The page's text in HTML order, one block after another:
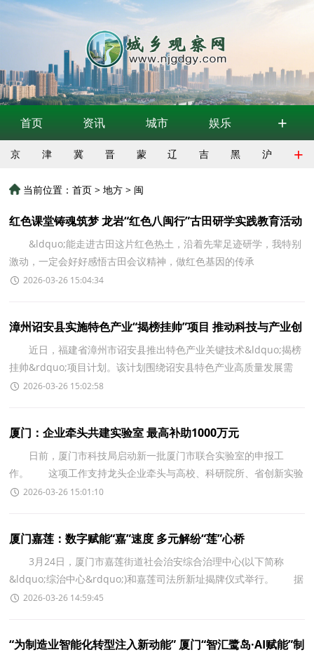
首页 资讯 城市 娱乐 +
京 津 冀 晋 蒙 辽 吉 黑 沪 +
当前位置：首页 >地方 > 闽
红色课堂铸魂筑梦 龙岩“红色八闽行”古田研学实践教育活动
举行
&ldquo;能走进古田这片红色热土，沿着先辈足迹研学，我特别
激动，一定会好好感悟古田会议精神，做红色基因的传承
者!&rdquo;日前，龙岩市&ldquo;红色八闽行&rdquo;中小学生红色
2026-03-26 15:04:34
漳州诏安县实施特色产业“揭榜挂帅”项目 推动科技与产业创
新融合发展
近日，福建省漳州市诏安县推出特色产业关键技术&ldquo;揭榜
挂帅&rdquo;项目计划。该计划围绕诏安县特色产业高质量发展需
求，针对当前制约产业升级、效益提升、绿色发展的突
2026-03-26 15:02:58
厦门：企业牵头共建实验室 最高补助1000万元
日前，厦门市科技局启动新一批厦门市联合实验室的申报工
作。 这项工作支持龙头企业牵头与高校、科研院所、省创新实验
室、医疗机构等共建联合实验室，共建单位至少包含1
2026-03-26 15:01:10
厦门嘉莲：数字赋能“嘉”速度 多元解纷“莲”心桥
3月24日，厦门市嘉莲街道社会治安综合治理中心(以下简称
&ldquo;综治中心&rdquo;)和嘉莲司法所新址揭牌仪式举行。 据
了解，新启用的综治中心与嘉莲司法所一体建设、深度
2026-03-26 14:59:45
“为制造业智能化转型注入新动能” 厦门“智汇鹭岛·AI赋能”制